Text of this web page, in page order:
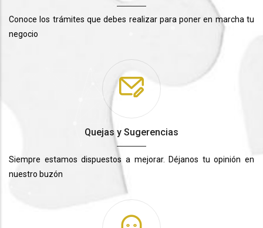
Conoce los trámites que debes realizar para poner en marcha tu
negocio
Quejas y Sugerencias
Siempre estamos dispuestos a mejorar. Déjanos tu opinión en
nuestro buzón